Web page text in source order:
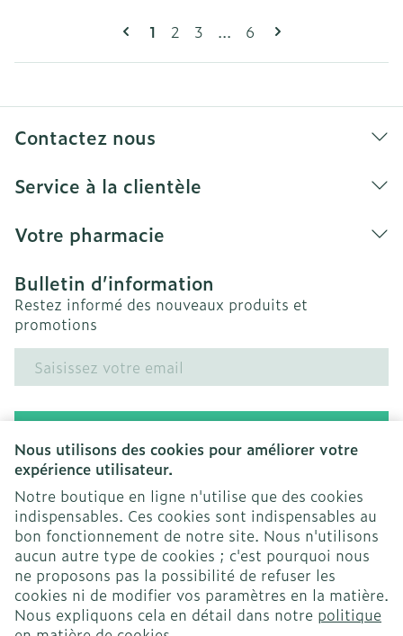
Nous utilisons des cookies pour améliorer votre
expérience utilisateur.
Notre boutique en ligne n'utilise que des cookies
indispensables. Ces cookies sont indispensables au
bon fonctionnement de notre site. Nous n'utilisons
aucun autre type de cookies ; c'est pourquoi nous
ne proposons pas la possibilité de refuser les
cookies ni de modifier vos paramètres en la matière.
Nous expliquons cela en détail dans notre politique
Pages
Vous lisez actuellement la page
1 Page
2 Page
3 ... Page
6
Contactez nous
Service à la clientèle
Votre pharmacie
Bulletin d’information
Restez informé des nouveaux produits et
promotions
Adresse mail
En cliquant sur s'abonner, vous vous abonnez à notre
newsletter et acceptez notre
politique de confidentialité
Liens légaux